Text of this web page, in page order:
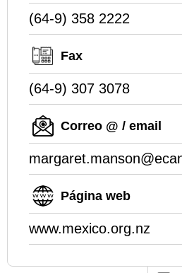
(64-9) 358 2222
Fax
(64-9) 307 3078
Correo @ / email
Página web
www.mexico.org.nz